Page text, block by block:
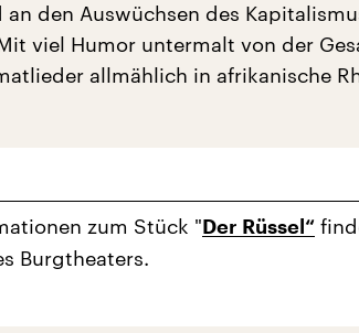
den Auswüchsen des
viel Humor untermalt von der
allmählich in afrikanische
zum Stück " Der Rüssel“
Burgtheaters.